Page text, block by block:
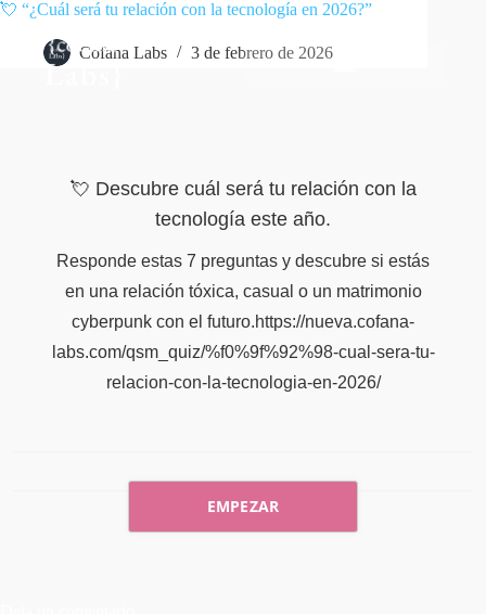
💘 “¿Cuál será tu relación con la tecnología en 2026?”
Cofana Labs 3 de febrero de 2026
💘 Descubre cuál será tu relación con la
tecnología este año.
Responde estas 7 preguntas y descubre si estás
en una relación tóxica, casual o un matrimonio
cyberpunk con el futuro.https://nueva.cofana-
labs.com/qsm_quiz/%f0%9f%92%98-cual-sera-tu-
relacion-con-la-tecnologia-en-2026/
EMPEZAR